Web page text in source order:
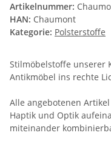
Artikelnummer:
HAN: Chaumont
Kategorie: Polsterstoffe
Stilmöbelstoffe unserer
Antikmöbel ins rechte
Alle angebotenen
Haptik und Optik
miteinander